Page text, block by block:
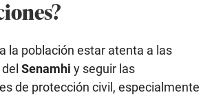
la población estar atenta a las
Senamhi y seguir las
de protección civil, especialmente